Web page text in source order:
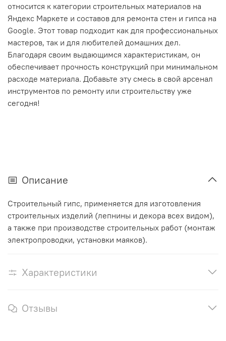
относится к категории строительных материалов на
Яндекс Маркете и составов для ремонта стен и гипса на
Google. Этот товар подходит как для профессиональных
мастеров, так и для любителей домашних дел.
Благодаря своим выдающимся характеристикам, он
обеспечивает прочность конструкций при минимальном
расходе материала. Добавьте эту смесь в свой арсенал
инструментов по ремонту или строительству уже
сегодня!
Описание
Строительный гипс, применяется для изготовления
строительных изделий (лепнины и декора всех видом),
а также при производстве строительных работ (монтаж
электропроводки, установки маяков).
Характеристики
Отзывы